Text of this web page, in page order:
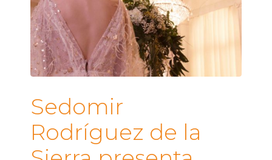
Sedomir
Rodríguez de la